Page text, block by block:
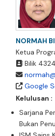
NORMAH
Ketua
Bilik 4324
Google
Kelulusan :
Sarjana
Bukan